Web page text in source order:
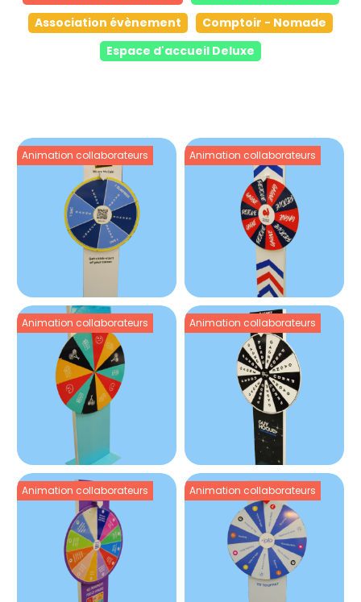
Association évènement
Comptoir - Nomade
Espace d'accueil Deluxe
Animation collaborateurs Animation collaborateurs
Animation collaborateurs Animation collaborateurs
Animation collaborateurs Animation collaborateurs